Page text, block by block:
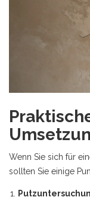
Wenn Sie sich für
sollten Sie einige